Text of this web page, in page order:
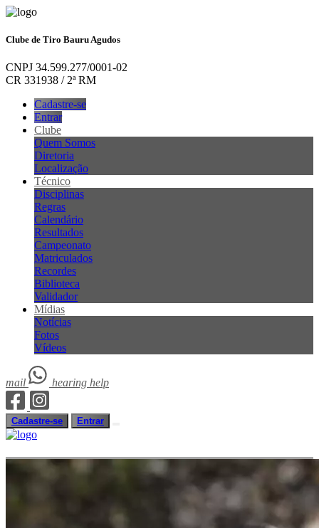
Clube de Tiro Bauru Agudos
CNPJ 34.599.277/0001-02
CR 331938 / 2ª RM
Cadastre-se
Entrar
Clube
Quem Somos
Diretoria
Localização
Técnico
Disciplinas
Regras
Calendário
Resultados
Campeonato
Matriculados
Recordes
Biblioteca
Validador
Mídias
Notícias
Fotos
Vídeos
mail hearing help
Cadastre-se Entrar